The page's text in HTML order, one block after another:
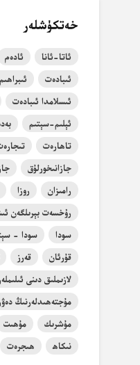
خەتكۈشلەر
ئاتا-ئانا ئادەم
ئىبادەت
ئىبراھىم
ئىسلامدا ئىبادەت
ئېلىم-سېتىم
تاھارەت
جازانىخورلۇق
رامىزان
روزا
رۇخسەت بېرىلگەن
سودا
سودا -
قۇرئان
قەرز
لازىملىق دىنى ئىلىملەر
مۇجتەھىدلەرنىڭ
مۇشرىك
مۇھىت
نىكاھ
ھىجرەت